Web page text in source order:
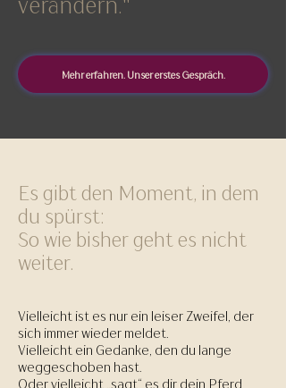
Mehr erfahren. Unser erstes Gespräch.
Es gibt den Moment, in dem
du spürst:
So wie bisher geht es nicht
weiter.
Vielleicht ist es nur ein leiser Zweifel, der
sich immer wieder meldet.
Vielleicht ein Gedanke, den du lange
weggeschoben hast.
Oder vielleicht „sagt“ es dir dein Pferd